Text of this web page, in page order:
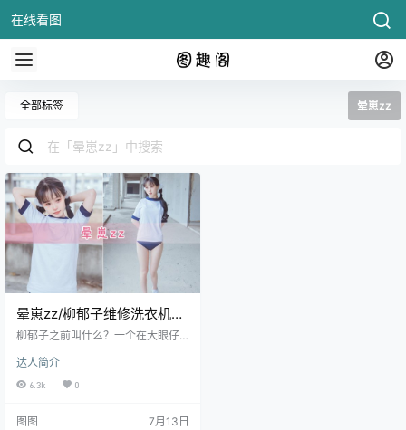
在线看图
全部标签 晕崽zz
晕崽zz/柳郁子维修洗衣机和
朱砂系列套图合集欣赏
柳郁子之前叫什么？一个在大眼仔
姐突然冒出来，作为资深的cos爱好
者居然不知情。好在一看图片就能
郁子）围脖上的照.
达人简介
6.3k 0
图图 7月13日